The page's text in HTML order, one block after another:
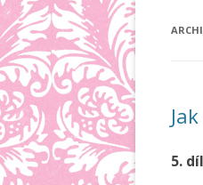
5.